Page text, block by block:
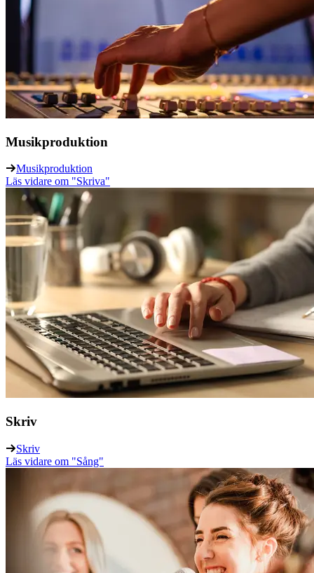
Musikproduktion
Musikproduktion
Läs vidare om "Skriva"
Skriv
Skriv
Läs vidare om "Sång"